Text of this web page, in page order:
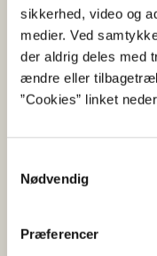
sikkerhed, video og
medier. Ved
der aldrig deles med
ændre eller
”Cookies” linket
Nødvendig
Præferencer
søges af bl.a.
frugt og grønt,
Ordningen
Garantifond for
Få nyheder fra